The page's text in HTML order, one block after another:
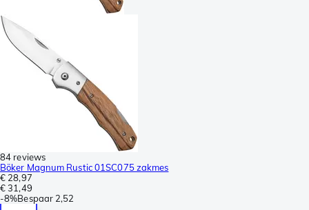
84 reviews
Böker Magnum Rustic 01SC075 zakmes
€ 28,97
€ 31,49
-8%Bespaar 2,52